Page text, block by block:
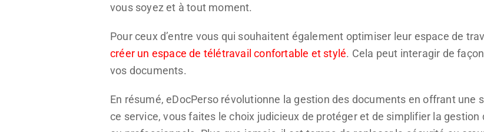
vous soyez et à tout moment.
Pour ceux d’entre vous qui souhaitent également optimiser leur espace de
créer un espace de télétravail confortable et stylé. Cela peut interagir de
vos documents.
En résumé, eDocPerso révolutionne la gestion des documents en offrant
ce service, vous faites le choix judicieux de protéger et de simplifier la